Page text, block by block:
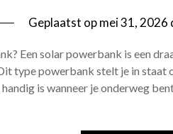
Geplaatst opmei 31, 2026
Een solar powerbank is een
type powerbank stelt je in staat
is wanneer je onderweg